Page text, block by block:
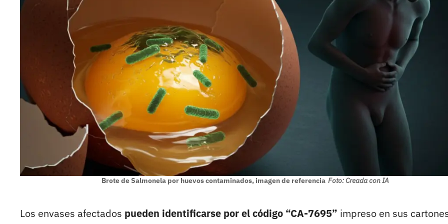
Brote de Salmonela por huevos contaminados, imagen de referencia Foto: Creada con IA
Los envases afectados pueden identificarse por el código “CA-7695” impreso en sus